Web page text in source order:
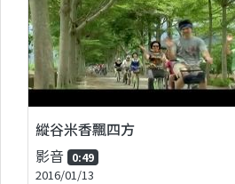
縱谷米香飄四方
影音 0:49
2016/01/13